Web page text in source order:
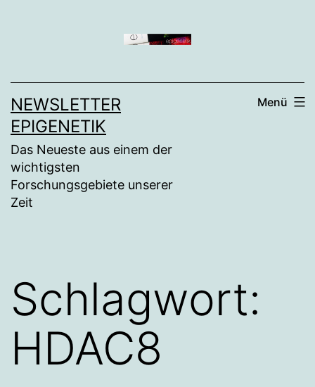
NEWSLETTER
EPIGENETIK
Das Neueste aus einem der
wichtigsten
Forschungsgebiete unserer
Zeit
Menü
Schlagwort:
HDAC8